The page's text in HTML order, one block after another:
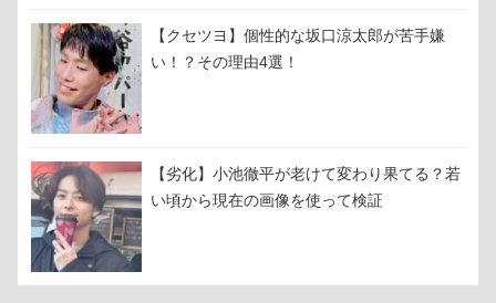
【クセツヨ】個性的な坂口涼太郎が苦手嫌
い！？その理由4選！
【劣化】小池徹平が老けて変わり果てる？若
い頃から現在の画像を使って検証